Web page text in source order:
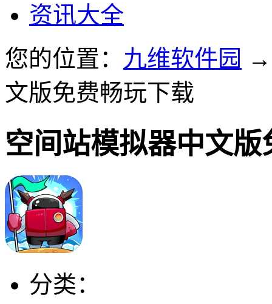
资讯大全
您的位置： 九维软件园
文版免费畅玩下载
空间站模拟器中文
分类：